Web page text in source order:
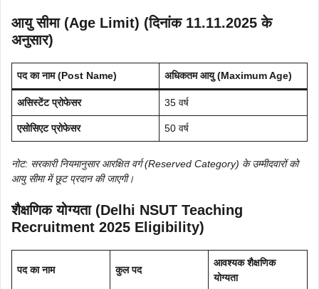
आयु सीमा (Age Limit) (दिनांक 11.11.2025 के
अनुसार)
पद का नाम (Post Name) अधिकतम आयु (Maximum Age)
असिस्टेंट प्रोफेसर 35 वर्ष
एसोसिएट प्रोफेसर 50 वर्ष
नोट: सरकारी नियमानुसार आरक्षित वर्ग (Reserved Category) के उम्मीदवारों को
आयु सीमा में छूट प्रदान की जाएगी।
शैक्षणिक योग्यता (Delhi NSUT Teaching
Recruitment 2025 Eligibility)
पद का नाम कुल पद
आवश्यक शैक्षणिक
योग्यता